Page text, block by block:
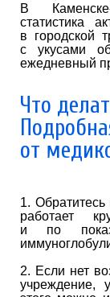
В
статистика
в городской
с укусами
ежедневный
Что
от
1.
работает
и по
2. Если нет
учреждение,